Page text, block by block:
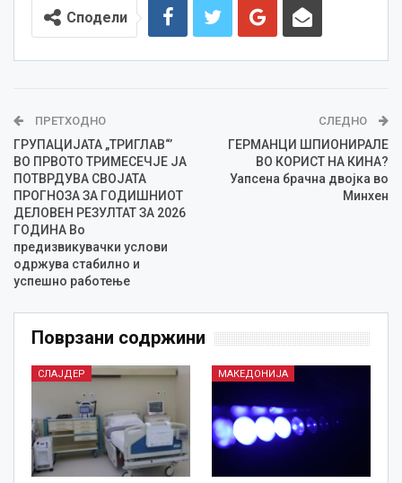
Сподели
ПРЕТХОДНО
ГРУПАЦИЈАТА „ТРИГЛАВ“’
ВО ПРВОТО ТРИМЕСЕЧЈЕ ЈА
ПОТВРДУВА СВОЈАТА
ПРОГНОЗА ЗА ГОДИШНИОТ
ДЕЛОВЕН РЕЗУЛТАТ ЗА 2026
ГОДИНА Во
предизвикувачки услови
одржува стабилно и
успешно работење
СЛЕДНО
ГЕРМАНЦИ ШПИОНИРАЛЕ
ВО КОРИСТ НА КИНА?
Уапсена брачна двојка во
Минхен
Поврзани содржини
СЛАЈДЕР МАКЕДОНИЈА